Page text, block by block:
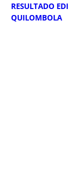
RESULTADO
QUILOMBOLA